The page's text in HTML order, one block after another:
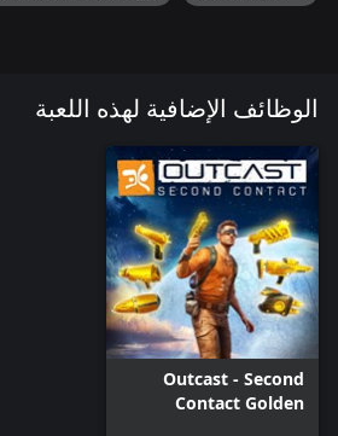
الوظائف الإضافية لهذه اللعبة
Outcast - Second
Contact Golden